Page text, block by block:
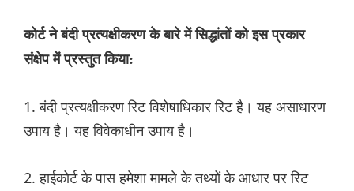
कोर्ट ने बंदी प्रत्यक्षीकरण के बारे में सिद्धांतों को इस प्रकार
संक्षेप में प्रस्तुत किया:
1. बंदी प्रत्यक्षीकरण रिट विशेषाधिकार रिट है। यह असाधारण
उपाय है। यह विवेकाधीन उपाय है।
2. हाईकोर्ट के पास हमेशा मामले के तथ्यों के आधार पर रिट